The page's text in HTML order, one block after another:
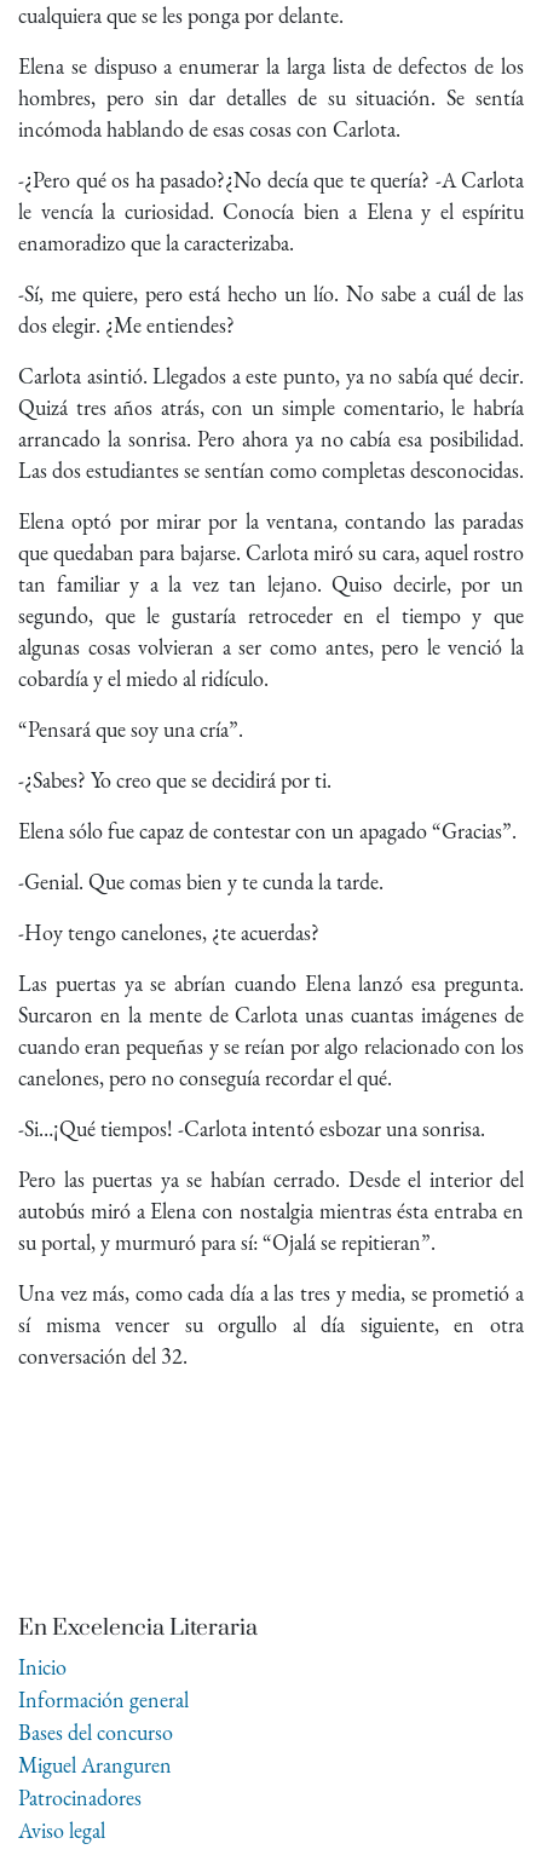
cualquiera que se les ponga por delante.
Elena se dispuso a enumerar la larga lista de defectos de los
hombres, pero sin dar detalles de su situación. Se sentía
incómoda hablando de esas cosas con Carlota.
-¿Pero qué os ha pasado?¿No decía que te quería? -A Carlota
le vencía la curiosidad. Conocía bien a Elena y el espíritu
enamoradizo que la caracterizaba.
-Sí, me quiere, pero está hecho un lío. No sabe a cuál de las
dos elegir. ¿Me entiendes?
Carlota asintió. Llegados a este punto, ya no sabía qué decir.
Quizá tres años atrás, con un simple comentario, le habría
arrancado la sonrisa. Pero ahora ya no cabía esa posibilidad.
Las dos estudiantes se sentían como completas desconocidas.
Elena optó por mirar por la ventana, contando las paradas
que quedaban para bajarse. Carlota miró su cara, aquel rostro
tan familiar y a la vez tan lejano. Quiso decirle, por un
segundo, que le gustaría retroceder en el tiempo y que
algunas cosas volvieran a ser como antes, pero le venció la
cobardía y el miedo al ridículo.
“Pensará que soy una cría”.
-¿Sabes? Yo creo que se decidirá por ti.
Elena sólo fue capaz de contestar con un apagado “Gracias”.
-Genial. Que comas bien y te cunda la tarde.
-Hoy tengo canelones, ¿te acuerdas?
Las puertas ya se abrían cuando Elena lanzó esa pregunta.
Surcaron en la mente de Carlota unas cuantas imágenes de
cuando eran pequeñas y se reían por algo relacionado con los
canelones, pero no conseguía recordar el qué.
-Si…¡Qué tiempos! -Carlota intentó esbozar una sonrisa.
Pero las puertas ya se habían cerrado. Desde el interior del
autobús miró a Elena con nostalgia mientras ésta entraba en
su portal, y murmuró para sí: “Ojalá se repitieran”.
Una vez más, como cada día a las tres y media, se prometió a
sí misma vencer su orgullo al día siguiente, en otra
conversación del 32.
En Excelencia Literaria
Inicio
Información general
Bases del concurso
Miguel Aranguren
Patrocinadores
Aviso legal